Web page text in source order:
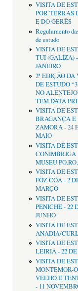
VISITA DE
POR TERRAS
E DO GERÊS
Regulamento
de estudo
VISITA DE
TUI (GALIZA)
JANEIRO
2ª EDIÇÃO DA
DE ESTUDO
NO
TEM DATA
VISITA DE
BRAGANÇA E
ZAMORA - 24
MAIO
VISITA DE
CONÍMBRIGA
MUSEU
VISITA DE
FOZ CÔA - 2
MARÇO
VISITA DE
PENICHE - 22
JUNHO
VISITA DE
ANADIA/
VISITA DE
LEIRIA - 22
VISITA DE
MONTEMOR-
VELHO E
- 11